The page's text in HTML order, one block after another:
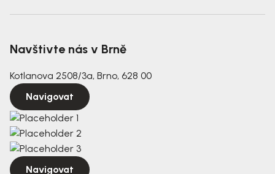
Navštivte nás v Brně
Kotlanova 2508/3a, Brno, 628 00
Navigovat
Navigovat